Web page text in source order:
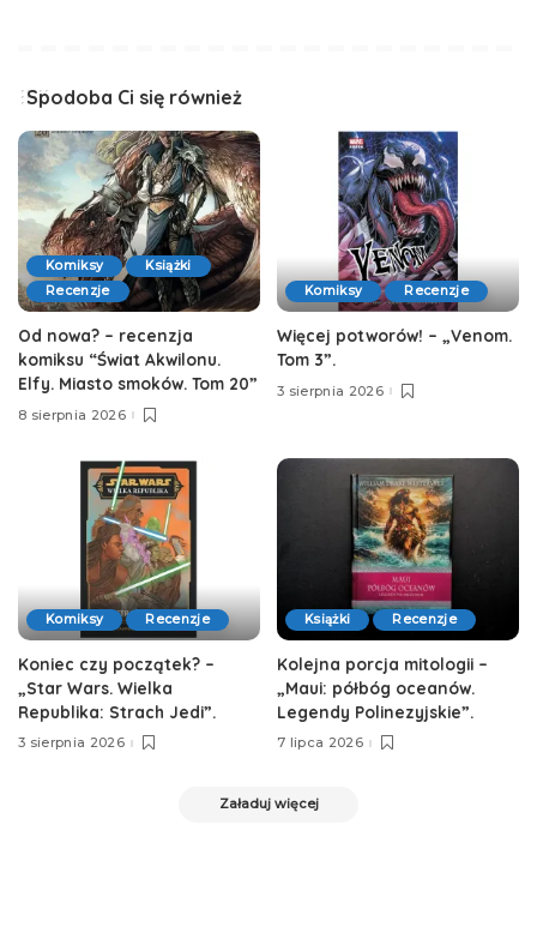
Spodoba Ci się również
Komiksy
Książki
Recenzje
Od nowa? – recenzja
komiksu “Świat Akwilonu.
Elfy. Miasto smoków. Tom 20”
8 sierpnia 2026
Komiksy Recenzje
Więcej potworów! – „Venom.
Tom 3”.
3 sierpnia 2026
Komiksy Recenzje
Koniec czy początek? –
„Star Wars. Wielka
Republika: Strach Jedi”.
3 sierpnia 2026
Książki Recenzje
Kolejna porcja mitologii –
„Maui: półbóg oceanów.
Legendy Polinezyjskie”.
7 lipca 2026
Załaduj więcej